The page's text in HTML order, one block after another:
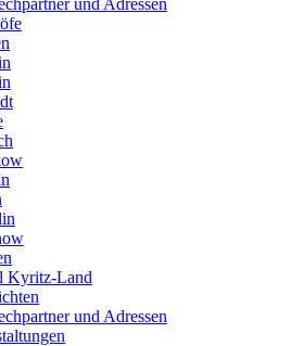
Kyritz-Land
und Adressen